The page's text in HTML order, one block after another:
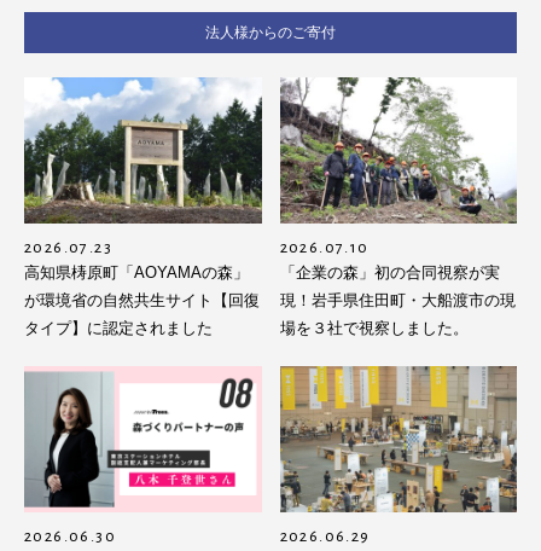
法人様からのご寄付
2026.07.23
高知県梼原町「AOYAMAの森」
が環境省の自然共生サイト【回復
タイプ】に認定されました
2026.07.10
「企業の森」初の合同視察が実
現！岩手県住田町・大船渡市の現
場を３社で視察しました。
2026.06.30 2026.06.29